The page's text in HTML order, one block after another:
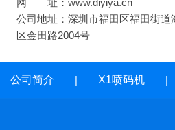
网 址：www.diyiya.cn
公司地址：深圳市福田区福田街道
区金田路2004号
公司简介 | X1喷码机 |